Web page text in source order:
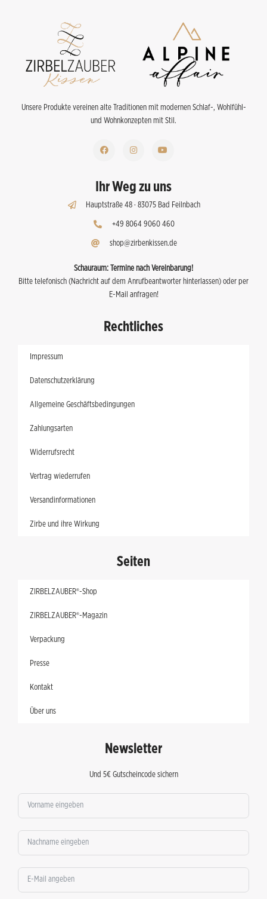
Unsere Produkte vereinen alte Traditionen mit modernen Schlaf-, Wohlfühl-
und Wohnkonzepten mit Stil.
Ihr Weg zu uns
Hauptstraße 48 · 83075 Bad Feilnbach
+49 8064 9060 460
shop@zirbenkissen.de
Schauraum: Termine nach Vereinbarung!
Bitte telefonisch (Nachricht auf dem Anrufbeantworter hinterlassen) oder per
E-Mail anfragen!
Rechtliches
Impressum
Datenschutzerklärung
Allgemeine Geschäftsbedingungen
Zahlungsarten
Widerrufsrecht
Vertrag wiederrufen
Versandinformationen
Zirbe und ihre Wirkung
Seiten
ZIRBELZAUBER®-Shop
ZIRBELZAUBER®-Magazin
Verpackung
Presse
Kontakt
Über uns
Newsletter
Und 5€ Gutscheincode sichern